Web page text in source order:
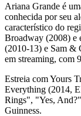
Ariana Grande é
conhecida por seu
característico do
Broadway (2008) e
(2010-13) e Sam &
em streaming, com
Estreia com Yours
Everything (2014,
Rings", "Yes,
Guinness.